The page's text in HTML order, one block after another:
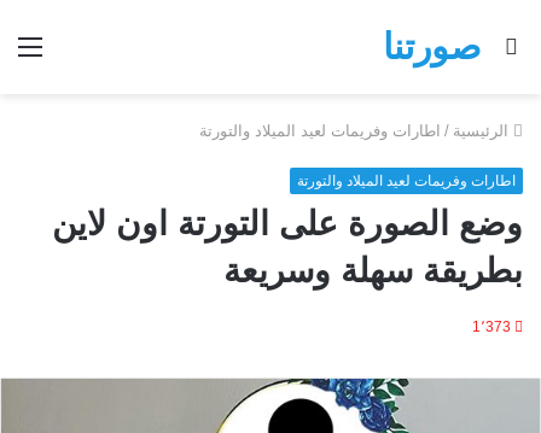
صورتنا
بحث
الرئيسية / اطارات وفريمات لعيد الميلاد والتورتة
اطارات وفريمات لعيد الميلاد والتورتة
وضع الصورة على التورتة اون لاين
بطريقة سهلة وسريعة
1٬373